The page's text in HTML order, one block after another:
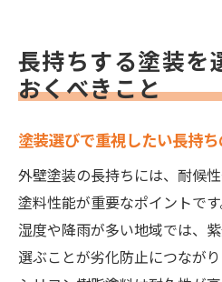
長持ちする塗装を
おくべきこと
塗装選びで重視したい長持
外壁塗装の長持ちには、耐候
塗料性能が重要なポイントで
湿度や降雨が多い地域では、
選ぶことが劣化防止につなが